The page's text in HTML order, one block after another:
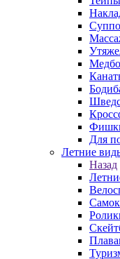
Для
Летние
Назад